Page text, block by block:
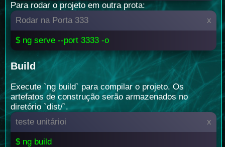
Para rodar o projeto em outra prota:
Rodar na Porta 333
x
$ ng serve --port 3333 -o
Build
Execute `ng build` para compilar o projeto. Os
artefatos de construção serão armazenados no
diretório `dist/`.
teste unitárioi
x
$ ng build